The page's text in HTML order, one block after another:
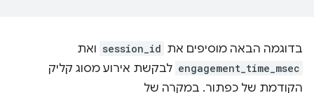
בדוגמה הבאה מוסיפים את session_id ואת
engagement_time_msec לבקשת אירוע מסוג קליק
הקודמת של כפתור. במקרה של